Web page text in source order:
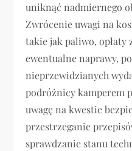
uniknąć nadmiernego
Zwrócenie uwagi na
takie jak paliwo, opłaty
ewentualne naprawy,
nieprzewidzianych
podróżnicy kamperem
uwagę na kwestie
przestrzeganie
sprawdzanie stanu